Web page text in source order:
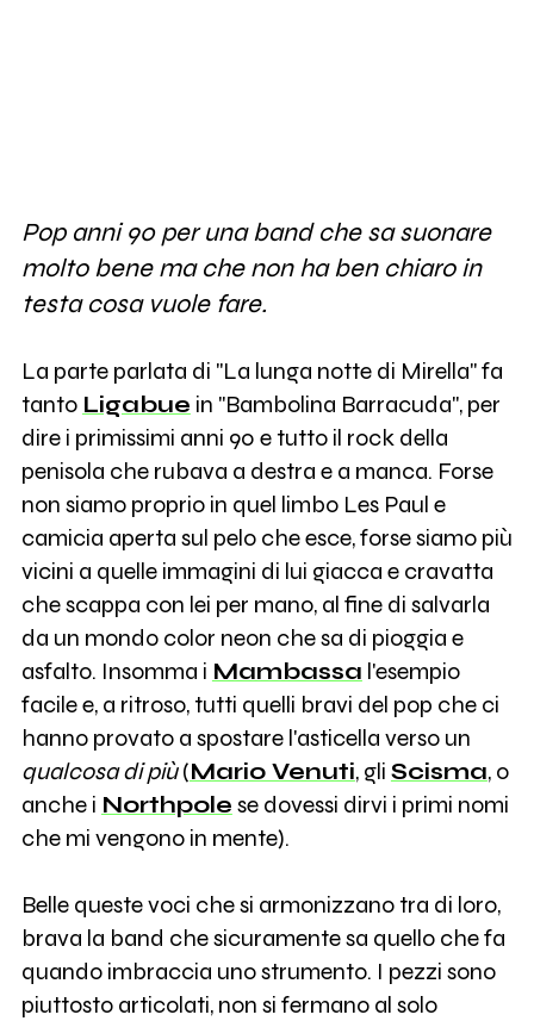
Pop anni 90 per una band che sa suonare
molto bene ma che non ha ben chiaro in
testa cosa vuole fare.
La parte parlata di "La lunga notte di Mirella" fa
tanto Ligabue in "Bambolina Barracuda", per
dire i primissimi anni 90 e tutto il rock della
penisola che rubava a destra e a manca. Forse
non siamo proprio in quel limbo Les Paul e
camicia aperta sul pelo che esce, forse siamo più
vicini a quelle immagini di lui giacca e cravatta
che scappa con lei per mano, al fine di salvarla
da un mondo color neon che sa di pioggia e
asfalto. Insomma i Mambassa l'esempio
facile e, a ritroso, tutti quelli bravi del pop che ci
hanno provato a spostare l'asticella verso un
qualcosa di più(Mario Venuti, gli Scisma, o
anche i Northpole se dovessi dirvi i primi nomi
che mi vengono in mente).
Belle queste voci che si armonizzano tra di loro,
brava la band che sicuramente sa quello che fa
quando imbraccia uno strumento. I pezzi sono
piuttosto articolati, non si fermano al solo